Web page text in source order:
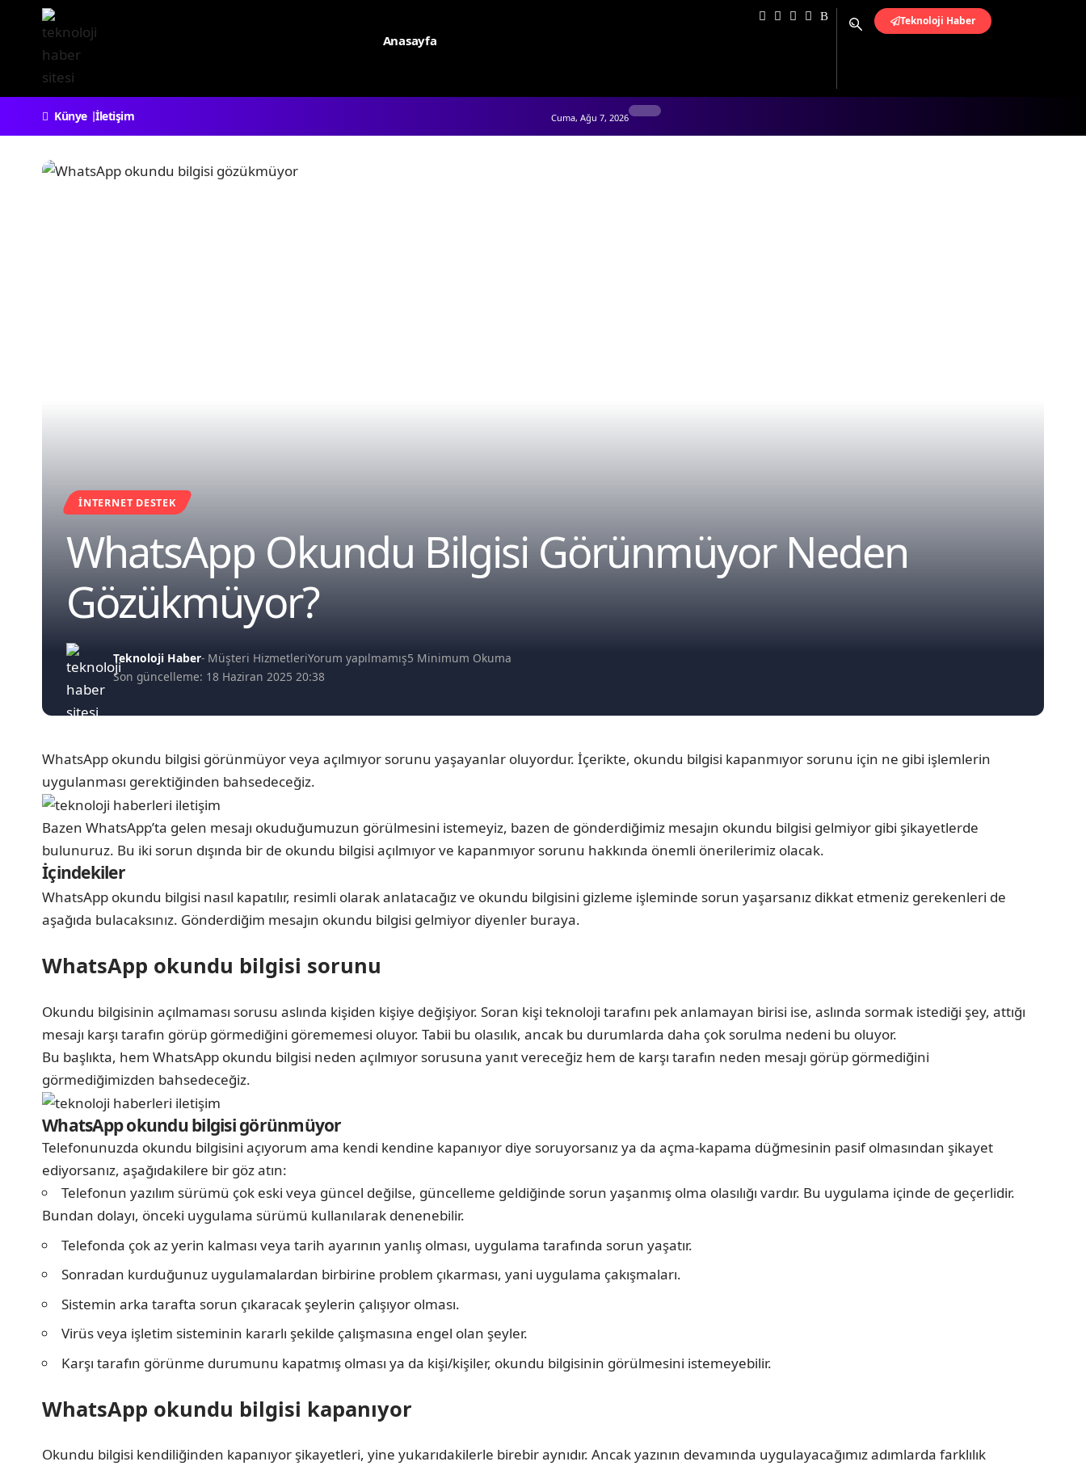
Anasayfa
Teknoloji Haber
Künye İletişim Cuma, Ağu 7, 2026
İNTERNET DESTEK
WhatsApp Okundu Bilgisi Görünmüyor Neden
Gözükmüyor?
Son güncelleme: 18 Haziran 2025 20:38
Teknoloji Haber- Müşteri HizmetleriYorum yapılmamış5 Minimum Okuma
WhatsApp okundu bilgisi görünmüyor veya açılmıyor sorunu yaşayanlar oluyordur. İçerikte, okundu bilgisi kapanmıyor sorunu için ne gibi işlemlerin
uygulanması gerektiğinden bahsedeceğiz.
Bazen WhatsApp’ta gelen mesajı okuduğumuzun görülmesini istemeyiz, bazen de gönderdiğimiz mesajın okundu bilgisi gelmiyor gibi şikayetlerde
bulunuruz. Bu iki sorun dışında bir de okundu bilgisi açılmıyor ve kapanmıyor sorunu hakkında önemli önerilerimiz olacak.
İçindekiler
WhatsApp okundu bilgisi nasıl kapatılır, resimli olarak anlatacağız ve okundu bilgisini gizleme işleminde sorun yaşarsanız dikkat etmeniz gerekenleri de
aşağıda bulacaksınız. Gönderdiğim mesajın okundu bilgisi gelmiyor diyenler buraya.
WhatsApp okundu bilgisi sorunu
Okundu bilgisinin açılmaması sorusu aslında kişiden kişiye değişiyor. Soran kişi teknoloji tarafını pek anlamayan birisi ise, aslında sormak istediği şey, attığı
mesajı karşı tarafın görüp görmediğini görememesi oluyor. Tabii bu olasılık, ancak bu durumlarda daha çok sorulma nedeni bu oluyor.
Bu başlıkta, hem WhatsApp okundu bilgisi neden açılmıyor sorusuna yanıt vereceğiz hem de karşı tarafın neden mesajı görüp görmediğini
görmediğimizden bahsedeceğiz.
WhatsApp okundu bilgisi görünmüyor
Telefonunuzda okundu bilgisini açıyorum ama kendi kendine kapanıyor diye soruyorsanız ya da açma-kapama düğmesinin pasif olmasından şikayet
ediyorsanız, aşağıdakilere bir göz atın:
Telefonun yazılım sürümü çok eski veya güncel değilse, güncelleme geldiğinde sorun yaşanmış olma olasılığı vardır. Bu uygulama içinde de geçerlidir.
Bundan dolayı, önceki uygulama sürümü kullanılarak denenebilir.
Telefonda çok az yerin kalması veya tarih ayarının yanlış olması, uygulama tarafında sorun yaşatır.
Sonradan kurduğunuz uygulamalardan birbirine problem çıkarması, yani uygulama çakışmaları.
Sistemin arka tarafta sorun çıkaracak şeylerin çalışıyor olması.
Virüs veya işletim sisteminin kararlı şekilde çalışmasına engel olan şeyler.
Karşı tarafın görünme durumunu kapatmış olması ya da kişi/kişiler, okundu bilgisinin görülmesini istemeyebilir.
WhatsApp okundu bilgisi kapanıyor
Okundu bilgisi kendiliğinden kapanıyor şikayetleri, yine yukarıdakilerle birebir aynıdır. Ancak yazının devamında uygulayacağımız adımlarda farklılık